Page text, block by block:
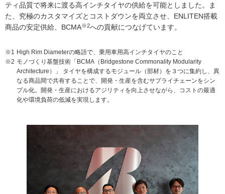
ティ品質で将来に渡る高インチタイヤの供給を可能としました。ま
た、究極のカスタマイズとコストダウンを両立させ、ENLITEN搭載
商品の安定供給、BCMA※2への貢献につなげています。
※1 High Rim Diameterの略語で、乗用車用高インチタイヤのこと
※2 モノづくり基盤技術「BCMA（Bridgestone Commonality Modularity
Architecture）」 タイヤを構成するモジュール（部材）を３つに集約し、異
なる商品間で共有することで、開発・生産を含むサプライチェーンをシン
プル化。開発・生産におけるアジリティを向上させながら、コストの最適
化や環境負荷の低減を実現します。